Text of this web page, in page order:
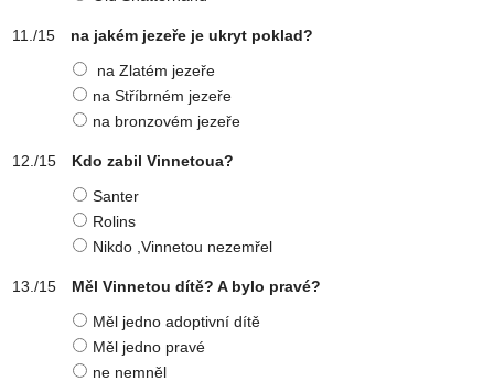
na jakém jezeře je ukryt poklad?
na Zlatém jezeře
na Stříbrném jezeře
na bronzovém jezeře
Kdo zabil Vinnetoua?
Santer
Rolins
Nikdo ,Vinnetou nezemřel
Měl Vinnetou dítě? A bylo pravé?
Měl jedno adoptivní dítě
Měl jedno pravé
ne nemněl